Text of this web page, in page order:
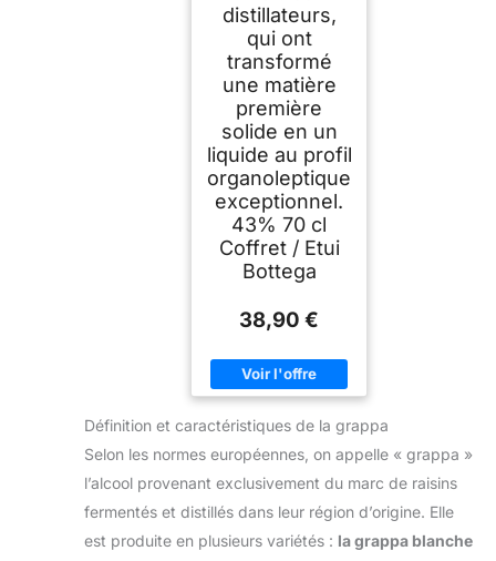
distillateurs,
qui ont
transformé
une matière
première
solide en un
liquide au profil
organoleptique
exceptionnel.
43% 70 cl
Coffret / Etui
Bottega
38,90 €
Définition et caractéristiques de la grappa
Selon les normes européennes, on appelle « grappa »
l’alcool provenant exclusivement du marc de raisins
fermentés et distillés dans leur région d’origine. Elle
est produite en plusieurs variétés : la grappa blanche